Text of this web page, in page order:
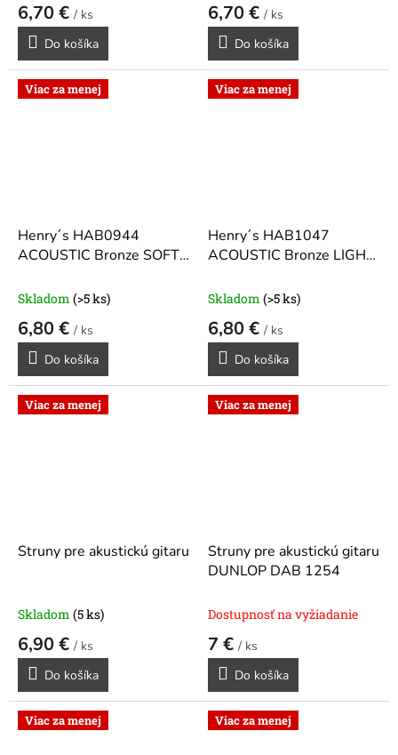
6,70 € / ks
Do košíka
6,70 € / ks
Do košíka
Viac za menej
Henry´s HAB0944
ACOUSTIC Bronze SOFT
akustickú gitaru
Skladom (>5 ks)
6,80 € / ks
Do košíka
Viac za menej
Henry´s HAB1047
ACOUSTIC Bronze LIGHT
akustickú gitaru
Skladom (>5 ks)
6,80 € / ks
Do košíka
Viac za menej
Struny pre akustickú gitaru
Skladom (5 ks)
6,90 € / ks
Do košíka
Viac za menej
Struny pre akustickú gitaru
DUNLOP DAB 1254
Dostupnosť na vyžiadanie
7 € / ks
Do košíka
Viac za menej Viac za menej